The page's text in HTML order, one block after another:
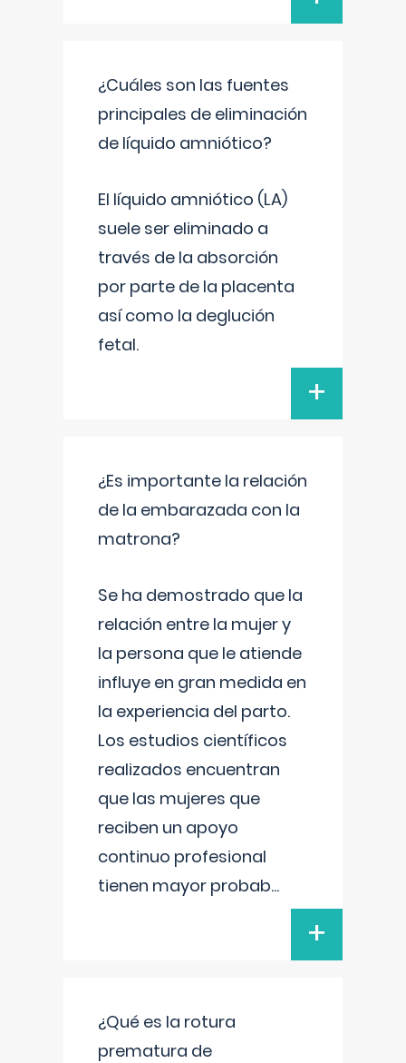
¿Cuáles son las fuentes
principales de eliminación
de líquido amniótico?
El líquido amniótico (LA)
suele ser eliminado a
través de la absorción
por parte de la placenta
así como la deglución
fetal.
+
¿Es importante la relación
de la embarazada con la
matrona?
Se ha demostrado que la
relación entre la mujer y
la persona que le atiende
influye en gran medida en
la experiencia del parto.
Los estudios científicos
realizados encuentran
que las mujeres que
reciben un apoyo
continuo profesional
tienen mayor probab...
+
¿Qué es la rotura
prematura de